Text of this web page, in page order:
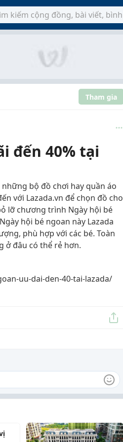
Tham gia
đến 40% tại
bộ đồ chơi hay quần áo
với Lazada.vn để chọn đồ cho
lỡ chương trình Ngày hội bé
hội bé ngoan này Lazada
phù hợp với các bé. Toàn
ở đâu có thể rẻ hơn.
uu-dai-den-40-tai-lazada/